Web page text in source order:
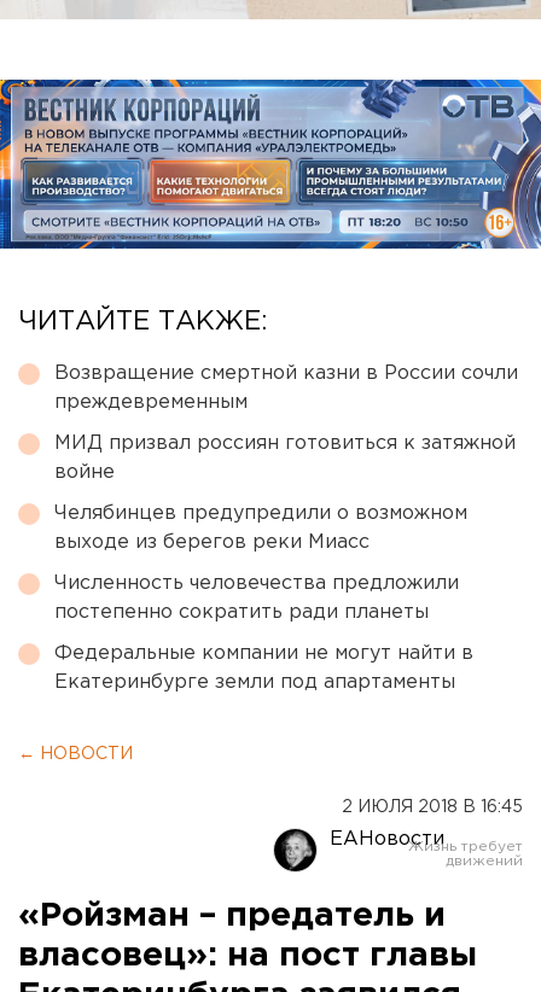
ЧИТАЙТЕ ТАКЖЕ:
Возвращение смертной казни в России сочли
преждевременным
МИД призвал россиян готовиться к затяжной
войне
Челябинцев предупредили о возможном
выходе из берегов реки Миасс
Численность человечества предложили
постепенно сократить ради планеты
Федеральные компании не могут найти в
Екатеринбурге земли под апартаменты
← НОВОСТИ
2 ИЮЛЯ 2018 В 16:45
ЕАНовости
«Ройзман – предатель и
власовец»: на пост главы